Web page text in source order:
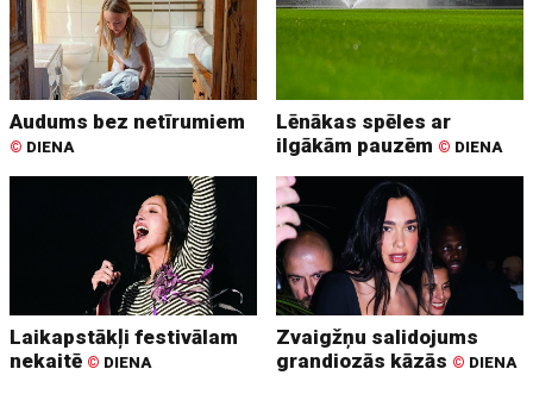
Audums bez netīrumiem
© DIENA
Lēnākas spēles ar
ilgākām pauzēm © DIENA
Laikapstākļi festivālam
nekaitē © DIENA
Zvaigžņu salidojums
grandiozās kāzās © DIENA